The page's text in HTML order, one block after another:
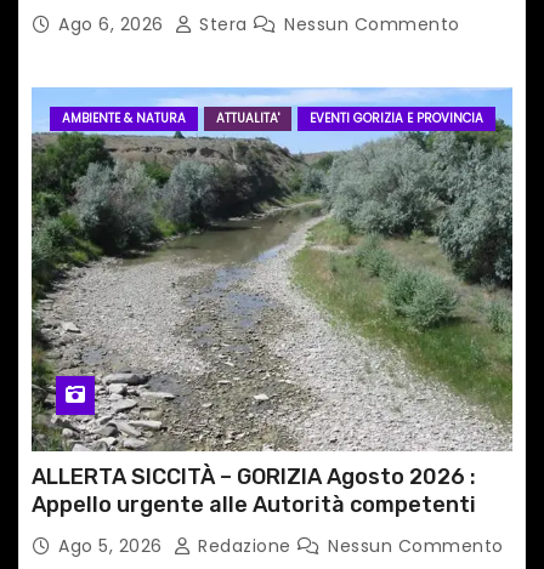
Ago 6, 2026 Stera Nessun Commento
AMBIENTE & NATURA ATTUALITA' EVENTI GORIZIA E PROVINCIA
ALLERTA SICCITÀ – GORIZIA Agosto 2026 :
Appello urgente alle Autorità competenti
Ago 5, 2026 Redazione Nessun Commento